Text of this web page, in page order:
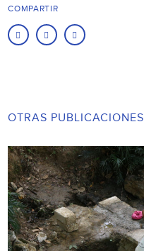
COMPARTIR
OTRAS PUBLICACIONES